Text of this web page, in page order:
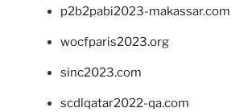
p2b2pabi2023-makassar.com
wocfparis2023.org
sinc2023.com
scdlqatar2022-qa.com